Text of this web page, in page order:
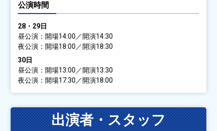
公演時間
28・29日
昼公演： 開場14:00／開演14:30
夜公演： 開場18:00／開演18:30
30日
昼公演： 開場13:00／開演13:30
夜公演： 開場17:30／開演18:00
出演者・スタッフ